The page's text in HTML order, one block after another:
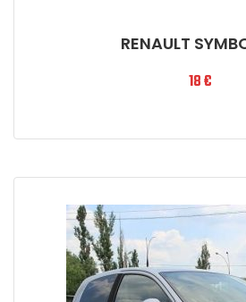
RENAULT
18€